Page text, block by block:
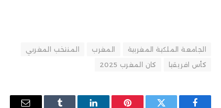
الجامعة الملكية المغربية المغرب
المنتخب المغربي
كأس افريقيا
كان المغرب 2025